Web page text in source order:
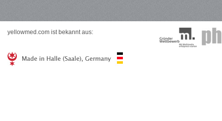
yellowmed.com ist bekannt aus: